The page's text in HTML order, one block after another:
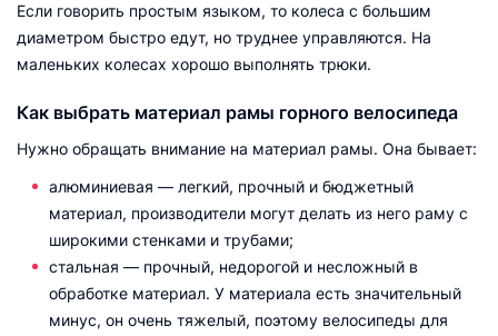
Если говорить простым языком, то колеса с большим
диаметром быстро едут, но труднее управляются. На
маленьких колесах хорошо выполнять трюки.
Как выбрать материал рамы горного велосипеда
Нужно обращать внимание на материал рамы. Она бывает:
алюминиевая — легкий, прочный и бюджетный
материал, производители могут делать из него раму с
широкими стенками и трубами;
стальная — прочный, недорогой и несложный в
обработке материал. У материала есть значительный
минус, он очень тяжелый, поэтому велосипеды для